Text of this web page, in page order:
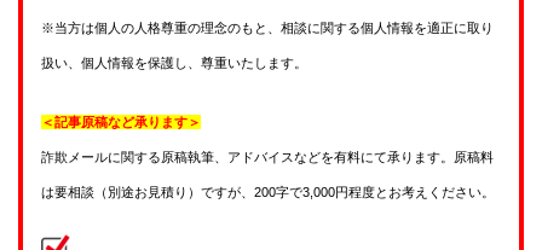
※当方は個人の人格尊重の理念のもと、相談に関する個人情報を適正に取り
扱い、個人情報を保護し、尊重いたします。
＜記事原稿など承ります＞
詐欺メールに関する原稿執筆、アドバイスなどを有料にて承ります。原稿料
は要相談（別途お見積り）ですが、200字で3,000円程度とお考えください。